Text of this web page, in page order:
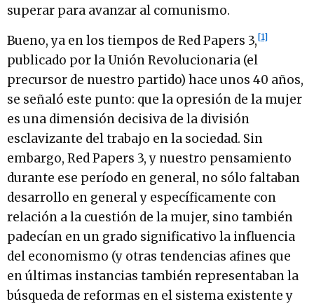
superar para avanzar al comunismo.
Bueno, ya en los tiempos de Red Papers 3,[1]
publicado por la Unión Revolucionaria (el
precursor de nuestro partido) hace unos 40 años,
se señaló este punto: que la opresión de la mujer
es una dimensión decisiva de la división
esclavizante del trabajo en la sociedad. Sin
embargo, Red Papers 3, y nuestro pensamiento
durante ese período en general, no sólo faltaban
desarrollo en general y específicamente con
relación a la cuestión de la mujer, sino también
padecían en un grado significativo la influencia
del economismo (y otras tendencias afines que
en últimas instancias también representaban la
búsqueda de reformas en el sistema existente y